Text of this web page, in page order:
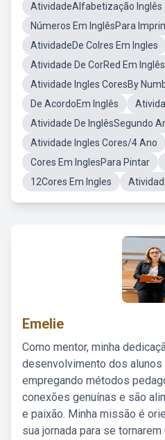
AtividadeAlfabetização Inglês
Números Em InglêsPara
AtividadeDe Colres Em Ingles
Atividade De CorRed Em Inglês
Atividade Ingles CoresBy
De AcordoEm Inglês
Atividade De InglêsSegundo
Atividade Ingles Cores/4 Ano
Cores Em InglesPara Pintar
12Cores Em Ingles
Emelie
Como mentor, minha
desenvolvimento dos alunos
empregando métodos
conexões genuínas e são
e paixão. Minha missão é
sua jornada para se